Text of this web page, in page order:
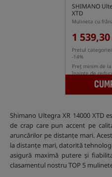
SHIMANO
XTD
1 539,30
Pretul
-14%
Preț minim de
înainte de
Shimano Ultegra XR 14000 XTD
de crap care pun accent pe
aruncărilor pe distanțe mari.
la distanțe mari, datorită
asigură maximă putere și
clasamentul nostru TOP 5